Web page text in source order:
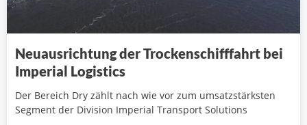
Neuausrichtung der Trockenschifffahrt bei
Imperial Logistics
Der Bereich Dry zählt nach wie vor zum umsatzstärksten
Segment der Division Imperial Transport Solutions